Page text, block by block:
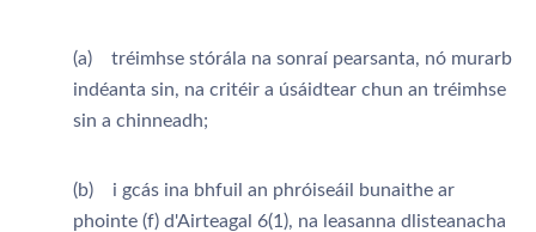
(a) tréimhse stórála na sonraí pearsanta, nó murarb
indéanta sin, na critéir a úsáidtear chun an tréimhse
sin a chinneadh;
(b) i gcás ina bhfuil an phróiseáil bunaithe ar
phointe (f) d'Airteagal 6(1), na leasanna dlisteanacha